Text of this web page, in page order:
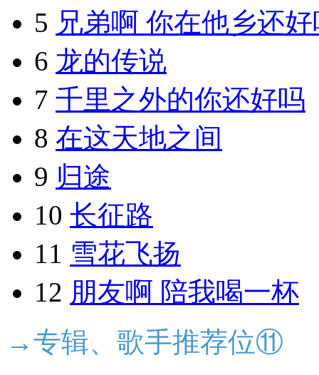
5 兄弟啊 你在他乡还
6 龙的传说
7 千里之外的你还好吗
8 在这天地之间
9 归途
10 长征路
11 雪花飞扬
12 朋友啊 陪我喝一杯
→专辑、歌手推荐位⑪